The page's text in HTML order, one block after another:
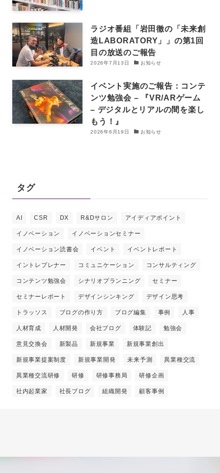
ラジオ番組「岩田徹の「未来創
造LABORATORY」」の第1回
目の放送のご報告
2026年7月13日 お知らせ
イベント実施のご報告：コンテ
ンツ勉強会 – 『VR/ARゲーム
– デジタルとリアルの間を楽し
もう！』
2026年6月19日 お知らせ
タグ
AI CSR DX R&Dサロン アイディアポイント
イノベーション イノベーションセミナー
イノベーション読書会 イベント イベントレポート
イントレプレナー コミュニケーション コンサルティング
コンテンツ勉強会 シナリオプランニング セミナー
セミナーレポート デザインシンキング デザイン思考
トラッソス ブログの作り方 ブログ編集 事例 人事
人材育成 人材開発 会社ブログ 体験記 勉強会
意見交換会 新製品 新規事業 新規事業創出
新規事業提案制度 新規事業開発 未来予測 異業種交流
異業種交流研修 研修 研修事務局 研修企画
社内起業家 社長ブログ 組織開発 顧客事例